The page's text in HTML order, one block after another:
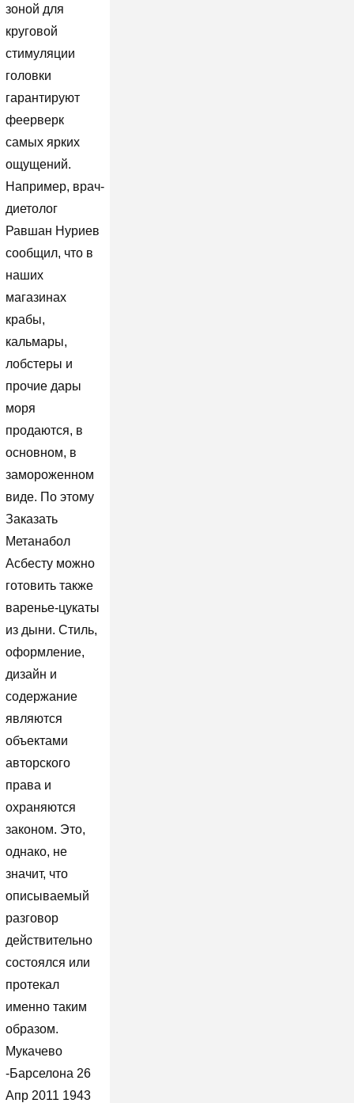
зоной для
круговой
стимуляции
головки
гарантируют
феерверк
самых ярких
ощущений.
Например, врач-
диетолог
Равшан Нуриев
сообщил, что в
наших
магазинах
крабы,
кальмары,
лобстеры и
прочие дары
моря
продаются, в
основном, в
замороженном
виде. По этому
Заказать
Метанабол
Асбесту можно
готовить также
варенье-цукаты
из дыни. Стиль,
оформление,
дизайн и
содержание
являются
объектами
авторского
права и
охраняются
законом. Это,
однако, не
значит, что
описываемый
разговор
действительно
состоялся или
протекал
именно таким
образом.
Мукачево
-Барселона 26
Апр 2011 1943